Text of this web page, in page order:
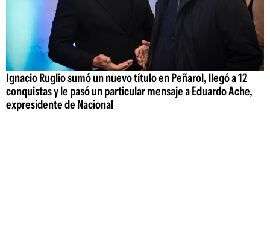
Ignacio Ruglio sumó un nuevo título en Peñarol, llegó a 12
conquistas y le pasó un particular mensaje a Eduardo Ache,
expresidente de Nacional